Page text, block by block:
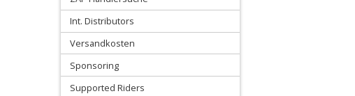
Armaturen
Int. Distributors
Versandkosten
Sponsoring
Supported Riders